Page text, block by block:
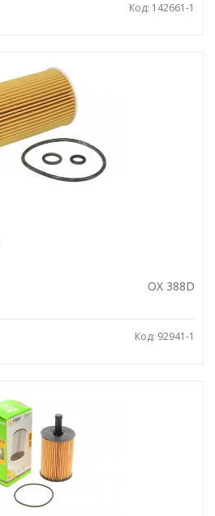
Код: 142661-1
OX 388D
Код: 92941-1